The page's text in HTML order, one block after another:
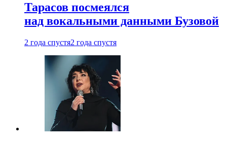
Тарасов посмеялся
над вокальными данными Бузовой
2 года спустя2 года спустя